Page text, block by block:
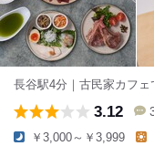
長谷駅4分｜古民家カフェ
3.12
￥3,000～￥3,999